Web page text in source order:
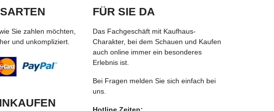
Sie zahlen möchten,
und unkompliziert.
FÜR SIE DA
Das Fachgeschäft mit Kaufhaus-
Charakter, bei dem Schauen und Kaufen
auch online immer ein besonderes
Erlebnis ist.
Bei Fragen melden Sie sich einfach bei
uns.
Hotline Zeiten: